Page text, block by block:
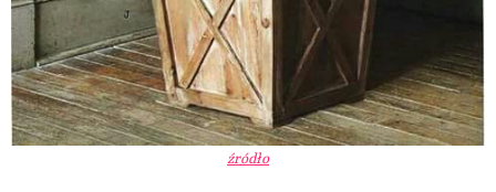
źródło